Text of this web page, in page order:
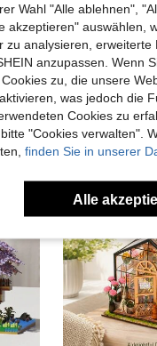
Wahl "Alle ablehnen",
akzeptieren" auswählen,
zu analysieren,
anzupassen. Wenn
zu, die unsere
was jedoch die
Cookies zu
"Cookies verwalten".
finden Sie in unserer
Alle